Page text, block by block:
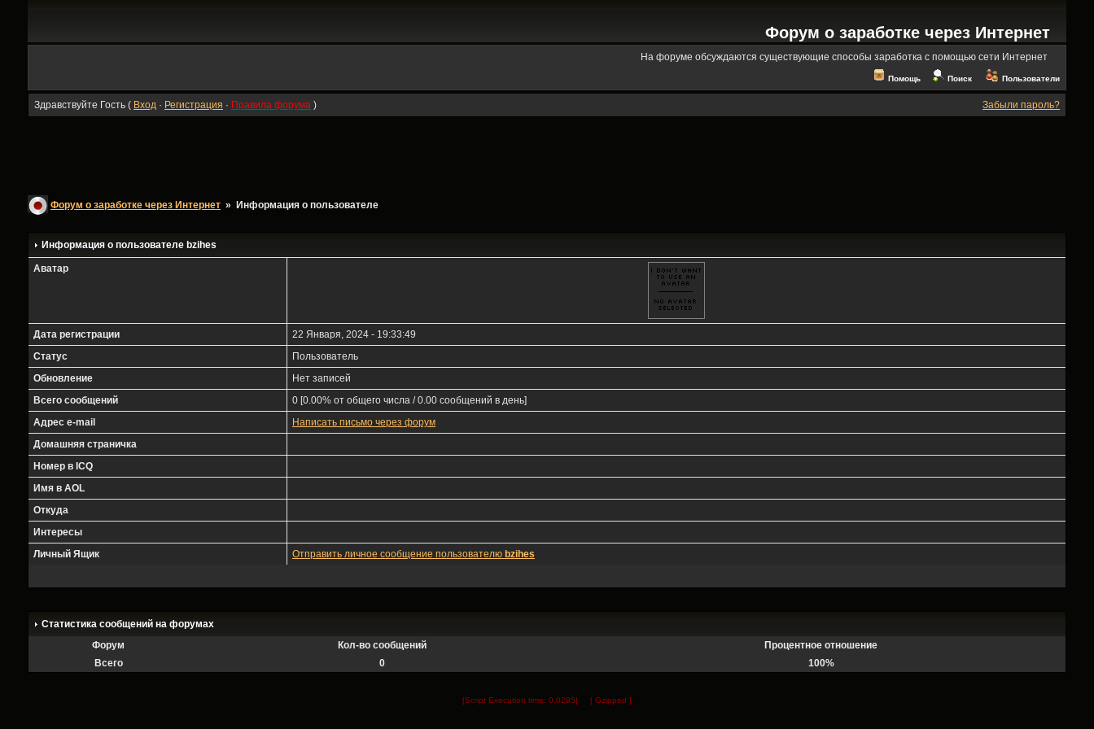
Форум о заработке через Интернет
На форуме обсуждаются существующие способы заработка с помощью сети Интернет
Помощь Поиск Пользователи
Здравствуйте Гость ( Вход · Регистрация · Правила форума ) Забыли пароль?
Форум о заработке через Интернет » Информация о пользователе
Информация о пользователе bzihes
Аватар
Дата регистрации
22 Января, 2024 - 19:33:49
Статус
Пользователь
Обновление
Нет записей
Всего сообщений
0 [0.00% от общего числа / 0.00 сообщений в день]
Адрес e-mail
Написать письмо через форум
Домашняя страничка
Номер в ICQ
Имя в AOL
Откуда
Интересы
Личный Ящик
Отправить личное сообщение пользователю bzihes
Статистика сообщений на форумах
Форум
Кол-во сообщений
Процентное отношение
Всего
0 100%
[Script Execution time: 0.0285] [ Gzipped ]